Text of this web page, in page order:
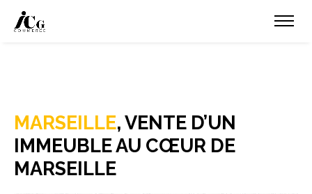
MARSEILLE, VENTE D’UN
IMMEUBLE AU CŒUR DE
MARSEILLE